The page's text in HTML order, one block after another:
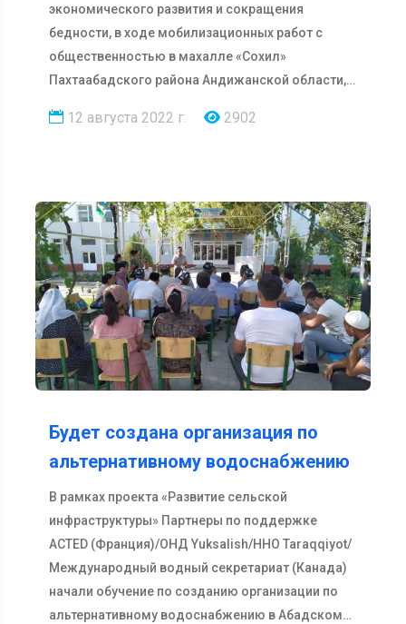
экономического развития и сокращения
бедности, в ходе мобилизационных работ с
общественностью в махалле «Сохил»
Пахтаабадского района Андижанской области,
12 августа 2022 г. 2902
Будет создана организация по
альтернативному водоснабжению
В рамках проекта «Развитие сельской
инфраструктуры» Партнеры по поддержке
ACTED (Франция)/ОНД Yuksalish/ННО Taraqqiyot/
Международный водный секретариат (Канада)
начали обучение по созданию организации по
альтернативному водоснабжению в Абадском